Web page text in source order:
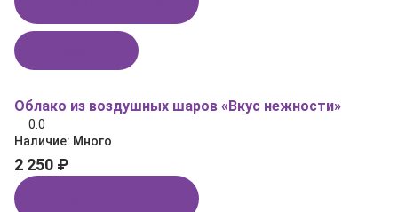
Облако из воздушных шаров «Вкус нежности»
0.0
Наличие: Много
2 250 ₽